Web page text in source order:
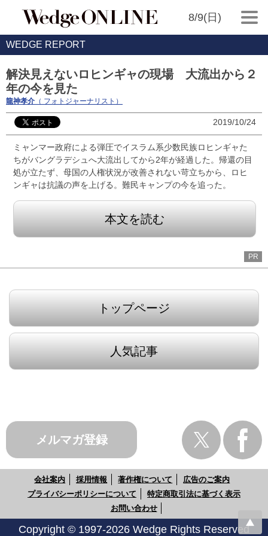
8/9(日)
WEDGE REPORT
解決見えないロヒンギャの現場 大流出から２
年の今を見た
龍神孝介 （ フォトジャーナリスト）
2019/10/24
ミャンマー政府による弾圧でイスラム系少数民族ロヒンギャた
ちがバングラデシュへ大流出してから2年が経過した。帰還の目
処が立たず、母国の人権状況が改善されない苛立ちから、ロヒ
ンギャは抗議の声を上げる。難民キャンプの今を追った。
本文を読む
PR
トップページ
人気記事
メルマガ登録
会社案内 採用情報 著作権について
広告のご案内
プライバシーポリシーについて
特定商取引法に基づく表示
お問い合わせ
Copyright © 1997-2026 Wedge Rights Reserved